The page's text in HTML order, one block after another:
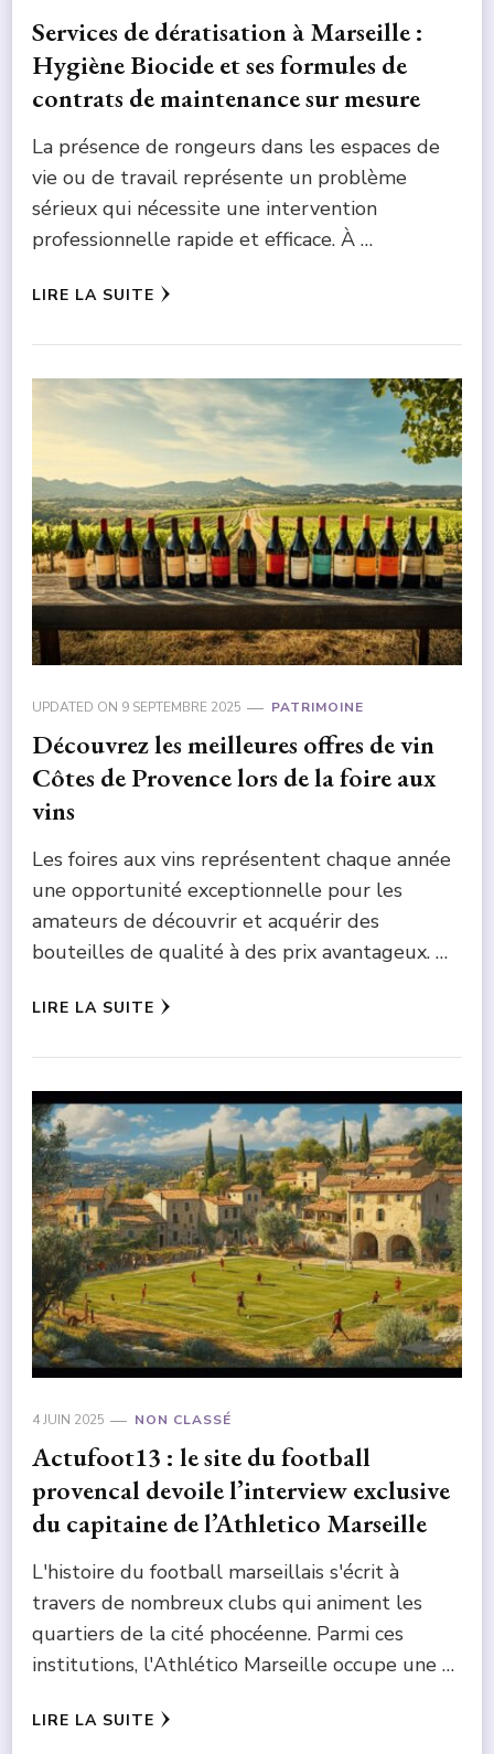
Services de dératisation à Marseille :
Hygiène Biocide et ses formules de
contrats de maintenance sur mesure
La présence de rongeurs dans les espaces de
vie ou de travail représente un problème
sérieux qui nécessite une intervention
professionnelle rapide et efficace. À …
LIRE LA SUITE
UPDATED ON 9 SEPTEMBRE 2025 PATRIMOINE
Découvrez les meilleures offres de vin
Côtes de Provence lors de la foire aux
vins
Les foires aux vins représentent chaque année
une opportunité exceptionnelle pour les
amateurs de découvrir et acquérir des
bouteilles de qualité à des prix avantageux. …
LIRE LA SUITE
4 JUIN 2025 NON CLASSÉ
Actufoot13 : le site du football
provencal devoile l’interview exclusive
du capitaine de l’Athletico Marseille
L'histoire du football marseillais s'écrit à
travers de nombreux clubs qui animent les
quartiers de la cité phocéenne. Parmi ces
institutions, l'Athlético Marseille occupe une …
LIRE LA SUITE